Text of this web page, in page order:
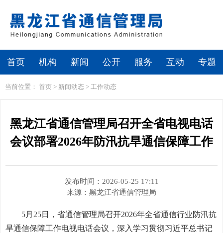
首页 机构 新闻 公开 服务 互动 专题
当前位置： 首页 > 新闻动态 > 工作动态
黑龙江省通信管理局召开全省电视电话
会议部署2026年防汛抗旱通信保障工作
发布时间：2026-05-25 17:11
来源： 黑龙江省通信管理局
5月25日，省通信管理局召开2026年全省通信行业防汛抗
旱通信保障工作电视电话会议，深入学习贯彻习近平总书记